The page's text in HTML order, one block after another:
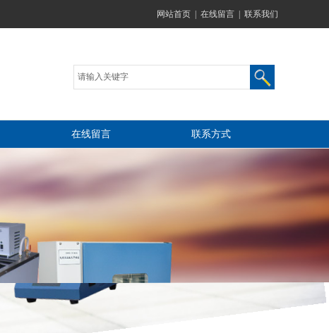
网站首页 在线留言 联系我们
在线留言 联系方式